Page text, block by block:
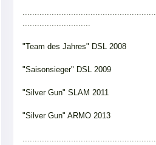
.......................................................
............................
"Team des Jahres" DSL 2008
"Saisonsieger" DSL 2009
"Silver Gun" SLAM 2011
"Silver Gun" ARMO 2013
.......................................................